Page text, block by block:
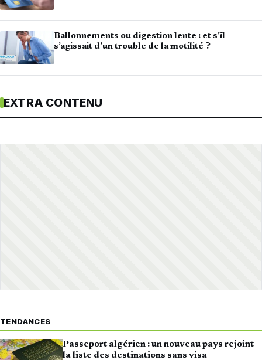
Ballonnements ou digestion lente : et s’il
s’agissait d’un trouble de la motilité ?
EXTRA CONTENU
TENDANCES
Passeport algérien : un nouveau pays rejoint
la liste des destinations sans visa